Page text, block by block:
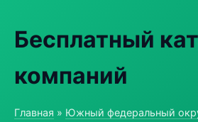
Бесплатный
компаний
Главная » Южный федеральный